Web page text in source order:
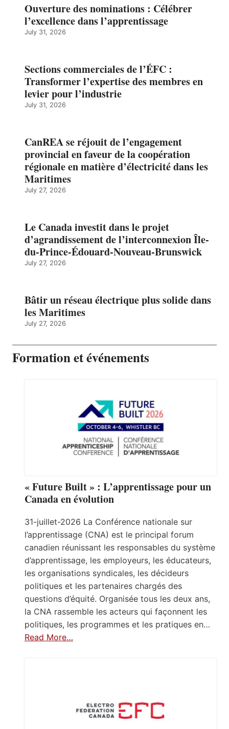
Ouverture des nominations : Célébrer
l’excellence dans l’apprentissage
July 31, 2026
Sections commerciales de l’ÉFC :
Transformer l’expertise des membres en
levier pour l’industrie
July 31, 2026
CanREA se réjouit de l’engagement
provincial en faveur de la coopération
régionale en matière d’électricité dans les
Maritimes
July 27, 2026
Le Canada investit dans le projet
d’agrandissement de l’interconnexion Île-
du-Prince-Édouard-Nouveau-Brunswick
July 27, 2026
Bâtir un réseau électrique plus solide dans
les Maritimes
July 27, 2026
Formation et événements
« Future Built » : L’apprentissage pour un
Canada en évolution
31-juillet-2026 La Conférence nationale sur
l’apprentissage (CNA) est le principal forum
canadien réunissant les responsables du système
d’apprentissage, les employeurs, les éducateurs,
les organisations syndicales, les décideurs
politiques et les partenaires chargés des
questions d’équité. Organisée tous les deux ans,
la CNA rassemble les acteurs qui façonnent les
politiques, les programmes et les pratiques en…
Read More…